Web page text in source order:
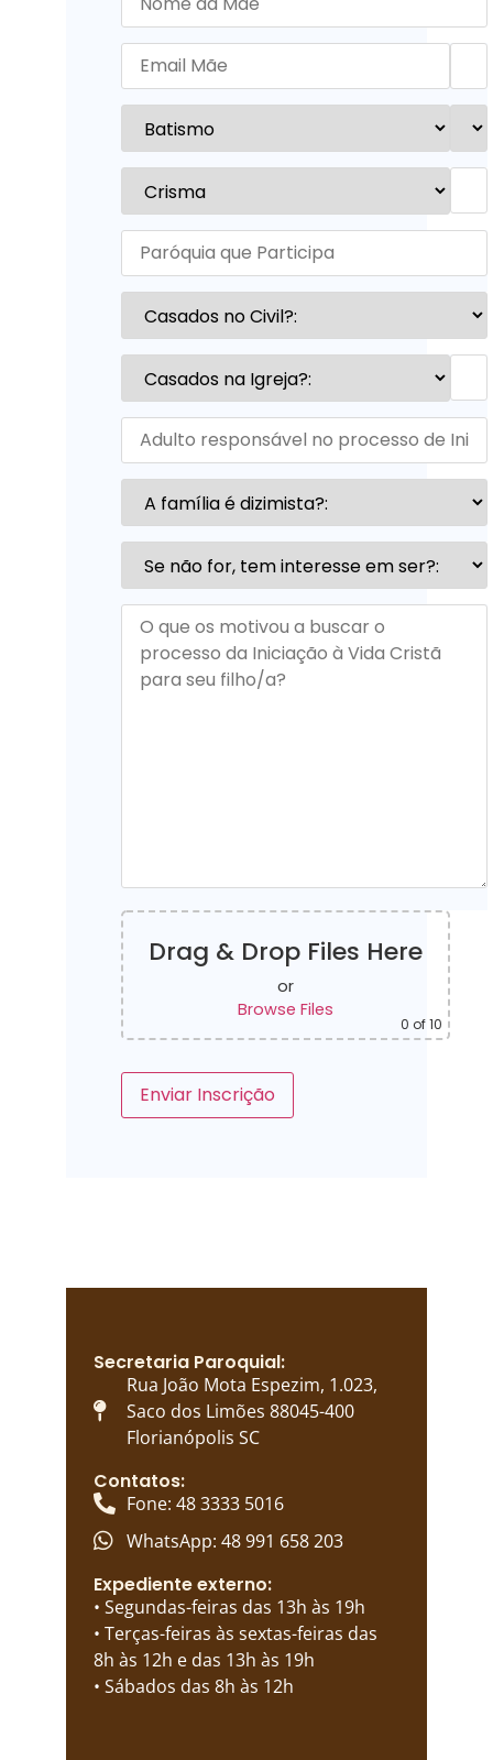
Drag & Drop Files Here
or
Browse Files
0 of 10
Secretaria Paroquial:
Rua João Mota Espezim, 1.023,
Saco dos Limões 88045-400
Florianópolis SC
Contatos:
Fone: 48 3333 5016
WhatsApp: 48 991 658 203
Expediente externo:
• Segundas-feiras das 13h às 19h
• Terças-feiras às sextas-feiras das
8h às 12h e das 13h às 19h
• Sábados das 8h às 12h